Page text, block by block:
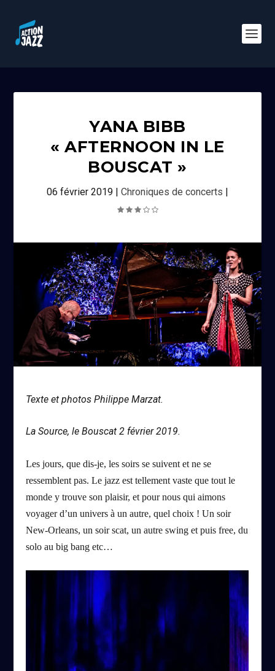
YANA BIBB
« AFTERNOON IN LE
BOUSCAT »
06 février 2019 | Chroniques de concerts |
Texte et photos Philippe Marzat.
La Source, le Bouscat 2 février 2019.
Les jours, que dis-je, les soirs se suivent et ne se
ressemblent pas. Le jazz est tellement vaste que tout le
monde y trouve son plaisir, et pour nous qui aimons
voyager d’un univers à un autre, quel choix ! Un soir
New-Orleans, un soir scat, un autre swing et puis free, du
solo au big bang etc…